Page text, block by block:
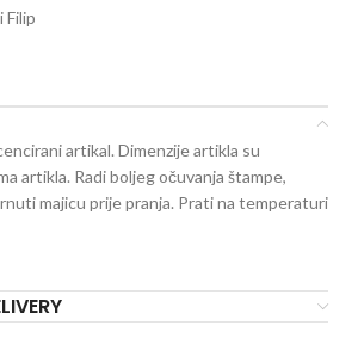
Filip
artikal. Dimenzije artikla su
artikla. Radi boljeg očuvanja štampe,
majicu prije pranja. Prati na temperaturi